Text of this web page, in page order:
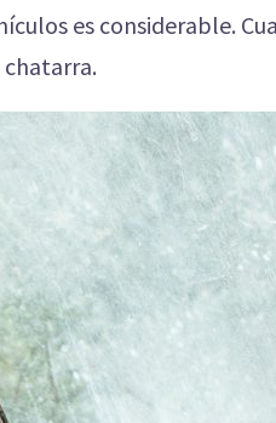
es considerable.